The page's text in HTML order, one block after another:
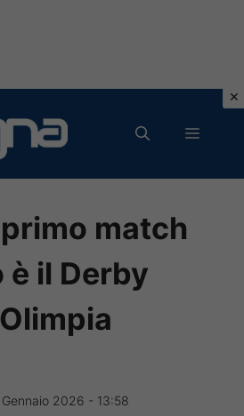
MENU
match
è il Derby
Gennaio 2026 - 13:58